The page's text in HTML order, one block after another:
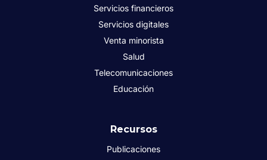
Servicios financieros
Servicios digitales
Venta minorista
Salud
Telecomunicaciones
Educación
Recursos
Publicaciones